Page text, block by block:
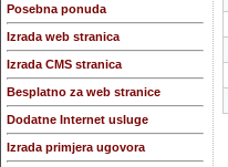
Posebna ponuda
Izrada web stranica
Izrada CMS stranica
Besplatno za web stranice
Dodatne Internet usluge
Izrada primjera ugovora